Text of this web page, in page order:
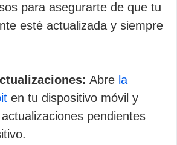
para asegurarte de que tu
esté actualizada y siempre
Abre la
en tu dispositivo móvil y
pendientes